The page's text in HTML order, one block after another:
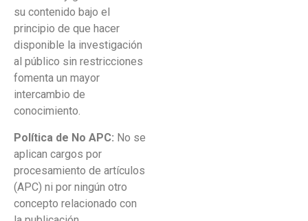
su contenido bajo el
principio de que hacer
disponible la investigación
al público sin restricciones
fomenta un mayor
intercambio de
conocimiento.
Política de No APC: No se
aplican cargos por
procesamiento de artículos
(APC) ni por ningún otro
concepto relacionado con